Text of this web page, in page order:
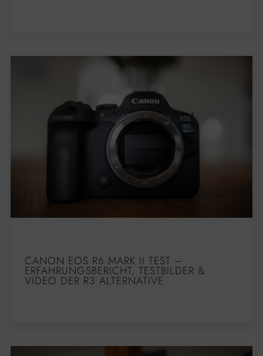
CANON EOS R6 MARK II TEST –
ERFAHRUNGSBERICHT, TESTBILDER &
VIDEO DER R3 ALTERNATIVE